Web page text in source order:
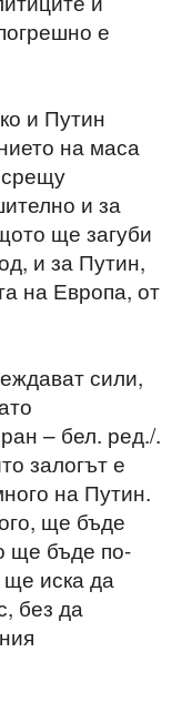
е
и Путин
на маса
срещу
и за
ще загуби
и за Путин,
на Европа, от
сили,
– бел. ред./.
залогът е
на Путин.
ще бъде
ще бъде по-
иска да
без да